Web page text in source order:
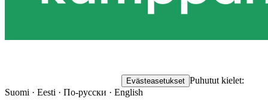
Evästeasetukset Puhutut kielet:
Suomi · Eesti · По-русски · English